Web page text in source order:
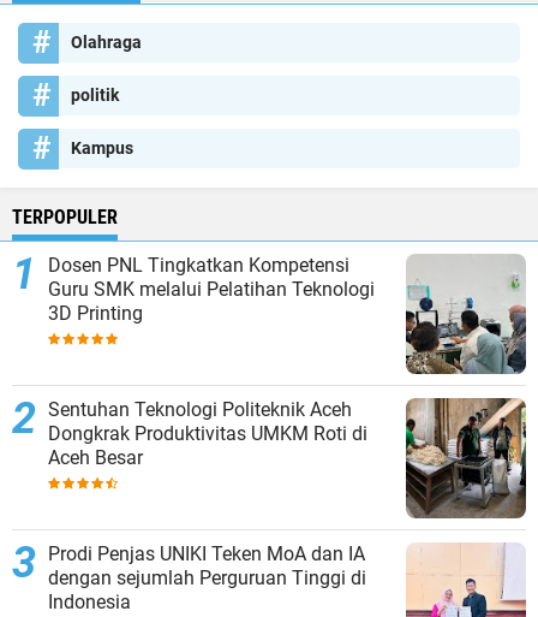
Olahraga
politik
Kampus
TERPOPULER
Dosen PNL Tingkatkan Kompetensi
Guru SMK melalui Pelatihan Teknologi
3D Printing
Sentuhan Teknologi Politeknik Aceh
Dongkrak Produktivitas UMKM Roti di
Aceh Besar
Prodi Penjas UNIKI Teken MoA dan IA
dengan sejumlah Perguruan Tinggi di
Indonesia